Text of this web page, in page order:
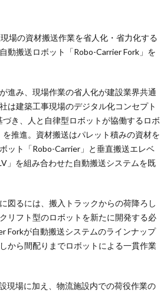
場の資材搬送作業を省人化・省力化する
動搬送ロボット「Robo-Carrier Fork」を
進み、現場作業の省人化が建設業界共通
は建築工事現場のデジタル化コンセプト
づき、人と自律型ロボットが協働するロボ
推進。資材搬送はパレット積みの資材を
ット「Robo-Carrier」と垂直搬送エレベ
」を組み合わせた自動搬送システムを既
図るには、搬入トラックからの荷降ろし
リフト型のロボットを新たに開発する必
Forkが自動搬送システムのラインナップ
から間配りまでロボットによる一貫作業
現場に加え、物流施設内での荷役作業の